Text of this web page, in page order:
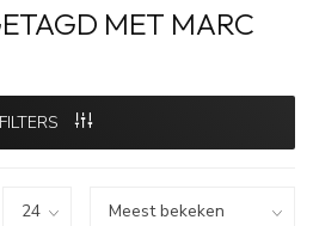
MET MARC
FILTERS